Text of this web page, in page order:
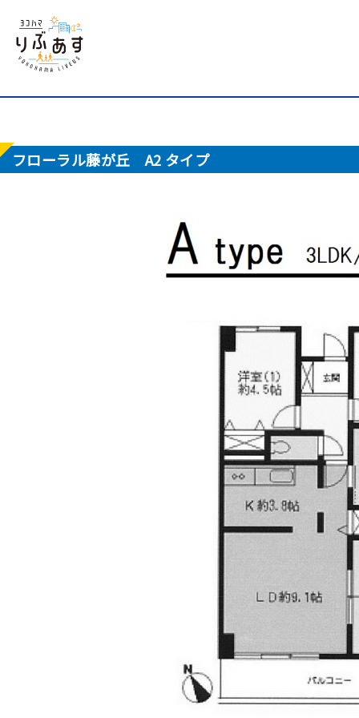
フローラル藤が丘 A2 タイプ